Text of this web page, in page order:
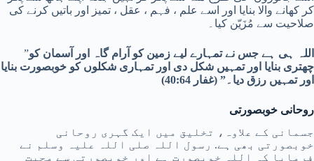
کر کھانے والا بنایا اور اسے علم ، فہم ، عقل ، تمیز اور باتیں کرنے کی
صلاحیت سے مُزَیّن کیا۔
”اللہ ہی ہے جس نے تمہارے لیے زمین کو آرام گاہ اور آسمان کو
چھتری بنایا اور تمہیں شکل دی اور تمہاری شکلوں کو خوبصورت بنایا
اور تمہیں رزق دیا۔” (غفار 40:64)
روحانی خوبصورتی
جسمانی کے علاوہ، تخلیق میں ایک گہری روحانی
خوبصورتی بھی ہے. رسول اللہ صلی اللہ علیہ وسلم نے
فرمایا کہ اللہ خوبصورت ہے اور خوبصورتی سے محبت